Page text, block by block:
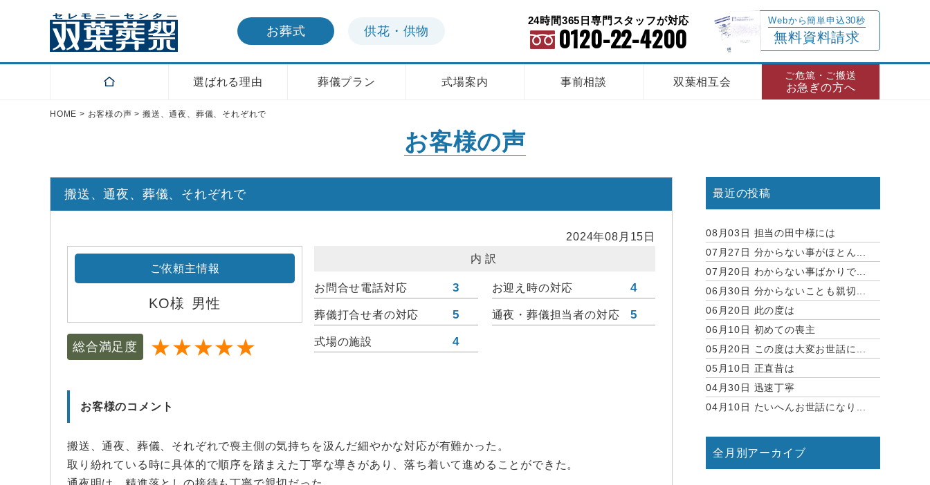
お葬式 供花 ・ 供物
24時間365日専門スタッフが対応
0120-22-4200
Webから簡単申込30秒
無料資料請求
選ばれる理由 葬儀プラン 式場案内 事前相談 双葉相互会
ご危篤・ご搬送
お急ぎの方へ
HOME > お客様の声 >搬送、通夜、葬儀、それぞれで
お客様の声
搬送、通夜、葬儀、それぞれで
2024年08月15日
ご依頼主情報
KO様 男性
総合満足度 ★★★★★
内訳
お問合せ電話対応 3 お迎え時の対応 4
葬儀打合せ者の対応 5 通夜・葬儀担当者の対応 5
式場の施設 4
お客様のコメント
搬送、通夜、葬儀、それぞれで喪主側の気持ちを汲んだ細やかな対応が有難かった。
取り紛れている時に具体的で順序を踏まえた丁寧な導きがあり、落ち着いて進めることができた。
最近の投稿
08月03日 担当の田中様には
07月27日 分からない事がほとん...
07月20日 わからない事ばかりで...
06月30日 分からないことも親切...
06月20日 此の度は
06月10日 初めての喪主
05月20日
この度は大変お世話に...
05月10日 正直昔は
04月30日 迅速丁寧
04月10日 たいへんお世話になり...
全月別アーカイブ